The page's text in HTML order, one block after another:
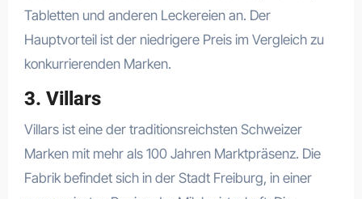
Tabletten und anderen Leckereien an. Der
Hauptvorteil ist der niedrigere Preis im Vergleich zu
konkurrierenden Marken.
3. Villars
Villars ist eine der traditionsreichsten Schweizer
Marken mit mehr als 100 Jahren Marktpräsenz. Die
Fabrik befindet sich in der Stadt Freiburg, in einer